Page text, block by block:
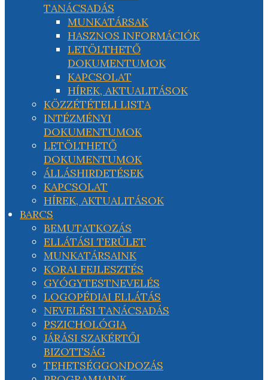
TANÁCSADÁS
MUNKATÁRSAK
HASZNOS INFORMÁCIÓK
LETÖLTHETŐ
DOKUMENTUMOK
KAPCSOLAT
HÍREK, AKTUALITÁSOK
KÖZZÉTÉTELI LISTA
INTÉZMÉNYI
DOKUMENTUMOK
LETÖLTHETŐ
DOKUMENTUMOK
ÁLLÁSHIRDETÉSEK
KAPCSOLAT
HÍREK, AKTUALITÁSOK
BARCS
BEMUTATKOZÁS
ELLÁTÁSI TERÜLET
MUNKATÁRSAINK
KORAI FEJLESZTÉS
GYÓGYTESTNEVELÉS
LOGOPÉDIAI ELLÁTÁS
NEVELÉSI TANÁCSADÁS
PSZICHOLÓGIA
JÁRÁSI SZAKÉRTŐI
BIZOTTSÁG
TEHETSÉGGONDOZÁS